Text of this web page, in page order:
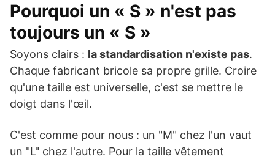
Pourquoi un « S » n'est pas
toujours un « S »
Soyons clairs : la standardisation n'existe pas.
Chaque fabricant bricole sa propre grille. Croire
qu'une taille est universelle, c'est se mettre le
doigt dans l'œil.
C'est comme pour nous : un "M" chez l'un vaut
un "L" chez l'autre. Pour la taille vêtement